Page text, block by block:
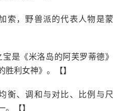
索，野兽派的代表人物是蒙
是《米洛岛的阿芙罗蒂德》
胜利女神》。【】
衡、调和与对比、比例与尺
。【】